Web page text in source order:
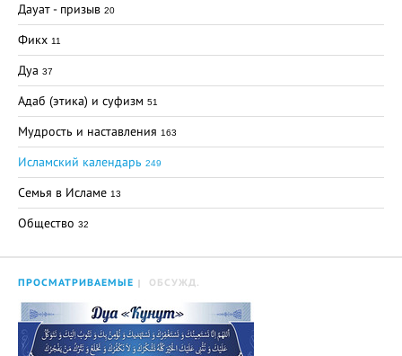
Дауат - призыв 20
Фикх 11
Дуа 37
Адаб (этика) и суфизм 51
Мудрость и наставления 163
Исламский календарь 249
Семья в Исламе 13
Общество 32
ПРОСМАТРИВАЕМЫЕ ОБСУЖД.